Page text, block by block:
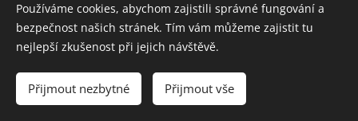
© 2022 založeno v karanténě
zoufalá doba si žádá zoufalé činy (od roku 2020)
Používáme cookies, abychom zajistili správné fungování a
bezpečnost našich stránek. Tím vám můžeme zajistit tu
nejlepší zkušenost při jejich návštěvě.
Přijmout nezbytné Přijmout vše